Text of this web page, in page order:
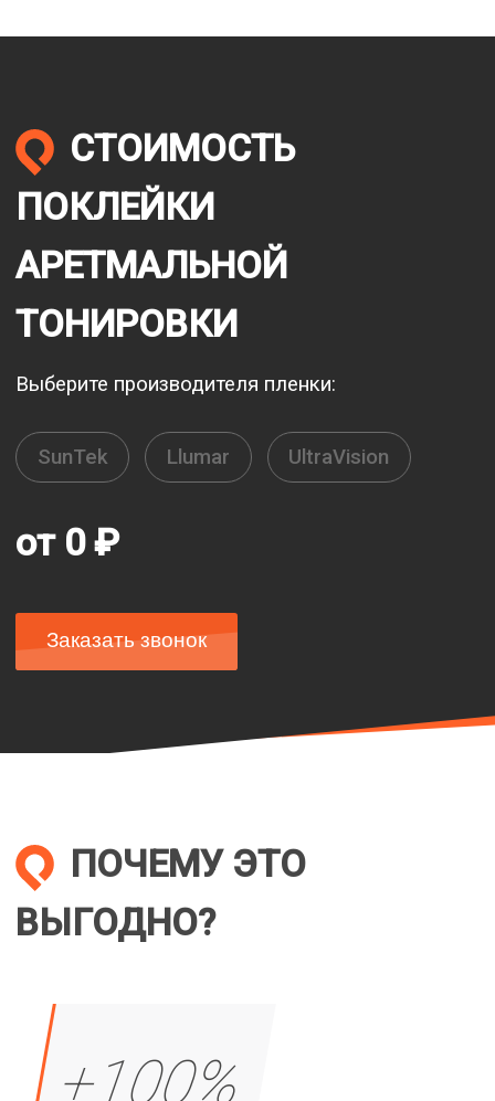
СТОИМОСТЬ
ПОКЛЕЙКИ
АРЕТМАЛЬНОЙ
ТОНИРОВКИ
Выберите производителя пленки:
SunTek Llumar UltraVision
от 0₽
Заказать звонок
ПОЧЕМУ ЭТО
ВЫГОДНО?
+100%